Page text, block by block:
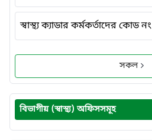
স্বাস্থ্য ক্যাডার কর্মকর্তাদের কোড নং
সকল
বিভাগীয় (স্বাস্থ্য) অফিসসমূহ